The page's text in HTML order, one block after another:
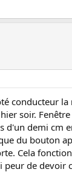
conducteur la
soir.
d'un demi cm
du bouton
Cela
peur de devoir